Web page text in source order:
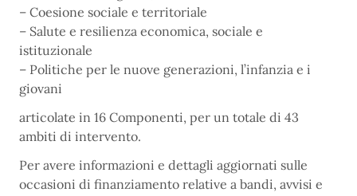
– Coesione sociale e territoriale
– Salute e resilienza economica, sociale e
istituzionale
– Politiche per le nuove generazioni, l’infanzia e i
giovani
articolate in 16 Componenti, per un totale di 43
ambiti di intervento.
Per avere informazioni e dettagli aggiornati sulle
occasioni di finanziamento relative a bandi, avvisi e